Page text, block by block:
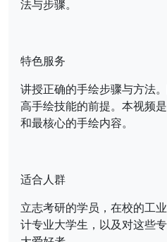
法与步骤。
特色服务
讲授正确的手绘步骤与方法
高手绘技能的前提。本视频
和最核心的手绘内容。
适合人群
立志考研的学员，在校的工
计专业大学生，以及对这些